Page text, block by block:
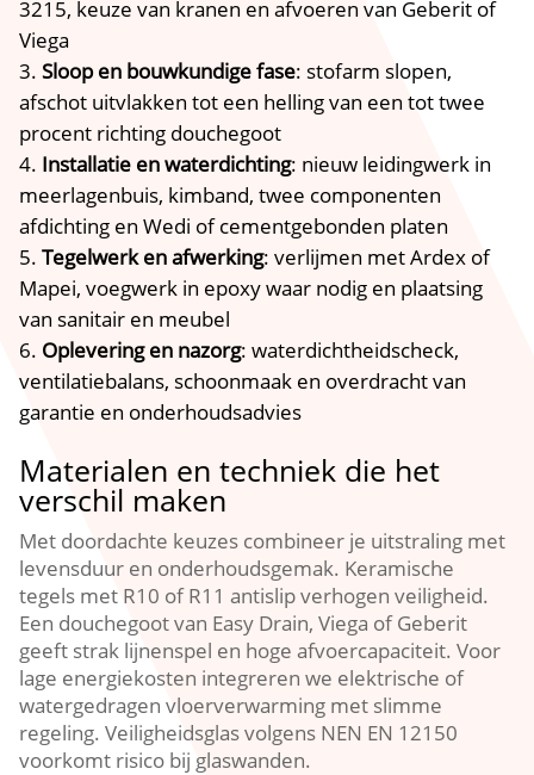
3215, keuze van kranen en afvoeren van Geberit of
Viega
Sloop en bouwkundige fase: stofarm slopen,
afschot uitvlakken tot een helling van een tot twee
procent richting douchegoot
Installatie en waterdichting: nieuw leidingwerk in
meerlagenbuis, kimband, twee componenten
afdichting en Wedi of cementgebonden platen
Tegelwerk en afwerking: verlijmen met Ardex of
Mapei, voegwerk in epoxy waar nodig en plaatsing
van sanitair en meubel
Oplevering en nazorg: waterdichtheidscheck,
ventilatiebalans, schoonmaak en overdracht van
garantie en onderhoudsadvies
Materialen en techniek die het
verschil maken
Met doordachte keuzes combineer je uitstraling met
levensduur en onderhoudsgemak.​ Keramische
tegels met R10 of R11 antislip verhogen veiligheid.​
Een douchegoot van Easy Drain, Viega of Geberit
geeft strak lijnenspel en hoge afvoercapaciteit.​ Voor
lage energiekosten integreren we elektrische of
watergedragen vloerverwarming met slimme
regeling.​ Veiligheidsglas volgens NEN EN 12150
voorkomt risico bij glaswanden.​